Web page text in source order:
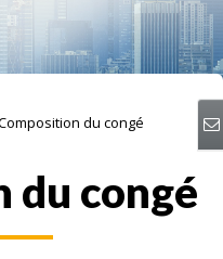
du congé
du congé